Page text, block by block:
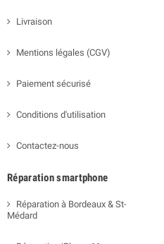
Livraison
Mentions légales (CGV)
Paiement sécurisé
Conditions d'utilisation
Contactez-nous
Réparation smartphone
Réparation à Bordeaux & St-
Médard